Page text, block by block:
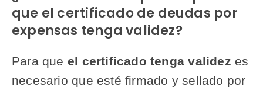
que el certificado de deudas por
expensas tenga validez?
Para que el certificado tenga validez es
necesario que esté firmado y sellado por